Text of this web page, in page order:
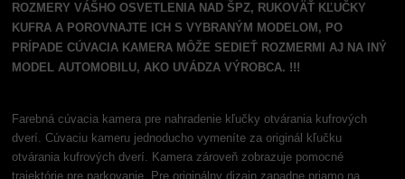
ROZMERY VÁŠHO OSVETLENIA NAD ŠPZ, RUKOVÄŤ KĽUČKY
KUFRA A POROVNAJTE ICH S VYBRANÝM MODELOM, PO
PRÍPADE CÚVACIA KAMERA MÔŽE SEDIEŤ ROZMERMI AJ NA INÝ
MODEL AUTOMOBILU, AKO UVÁDZA VÝROBCA. !!!
Farebná cúvacia kamera pre nahradenie kľučky otvárania kufrových
dverí. Cúvaciu kameru jednoducho vymeníte za originál kľučku
otvárania kufrových dverí. Kamera zároveň zobrazuje pomocné
trajektórie pre parkovanie. Pre originálny dizajn zapadne priamo na